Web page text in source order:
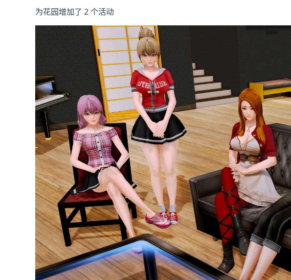
为花园增加了 2 个活动